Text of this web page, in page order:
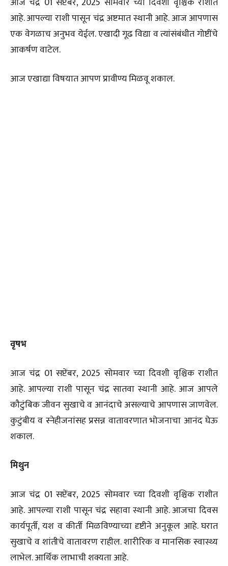
आहे. आपल्या राशी पासून चंद्र अष्टमात स्थानी आहे. आज आपणास
एक वेगळाच अनुभव येईल. एखादी गूढ विद्या व त्यांसंबंधीत गोष्टींचे
आकर्षण वाटेल.
आज एखाद्या विषयात आपण प्रावीण्य मिळवू शकाल.
वृषभ
आज चंद्र 01 सप्टेंबर, 2025 सोमवार च्या दिवशी वृश्चिक राशीत
आहे. आपल्या राशी पासून चंद्र सातवा स्थानी आहे. आज आपले
कौटुंबिक जीवन सुखाचे व आनंदाचे असल्याचे आपणास जाणवेल.
कुटुंबीय व स्नेहीजनांसह प्रसन्न वातावरणात भोजनाचा आनंद घेऊ
शकाल.
मिथुन
आज चंद्र 01 सप्टेंबर, 2025 सोमवार च्या दिवशी वृश्चिक राशीत
आहे. आपल्या राशी पासून चंद्र सहावा स्थानी आहे. आजचा दिवस
कार्यपूर्ती, यश व कीर्ती मिळविण्याच्या दृष्टीने अनुकूल आहे. घरात
सुखाचे व शांतीचे वातावरण राहील. शारीरिक व मानसिक स्वास्थ्य
लाभेल. आर्थिक लाभाची शक्यता आहे.